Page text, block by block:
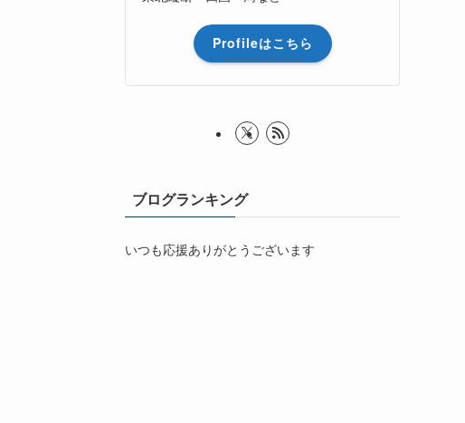
Profileはこちら
ブログランキング
いつも応援ありがとうございます